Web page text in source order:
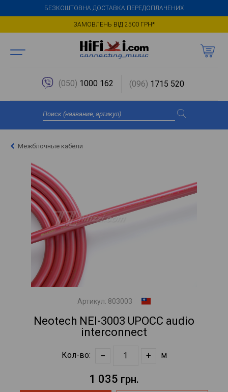
БЕЗКОШТОВНА ДОСТАВКА ПЕРЕДОПЛАЧЕНИХ
ЗАМОВЛЕНЬ ВІД 2500 ГРН*
(050) 1000 162 (096) 1715 520
Межблочные кабели
Артикул: 803003
Neotech NEI-3003 UPOCC audio
interconnect
Кол-во: − + м
1 035 грн.